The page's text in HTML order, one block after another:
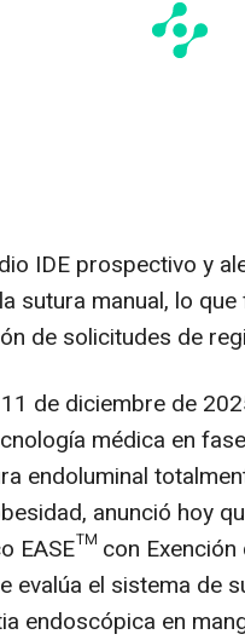
IDE prospectivo y
sutura manual, lo
de solicitudes de
11 de diciembre de
médica en
endoluminal
anunció hoy
EASE™ con
evalúa el sistema
endoscópica en